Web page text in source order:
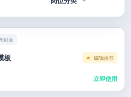
封面
板 编辑推荐
立即使用